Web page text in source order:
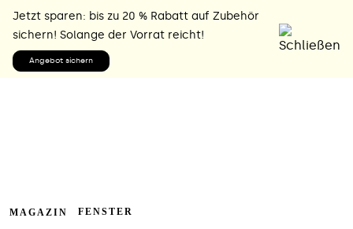
Jetzt sparen: bis zu 20 % Rabatt auf Zubehör
sichern! Solange der Vorrat reicht!
Angebot sichern
MAGAZIN FENSTER